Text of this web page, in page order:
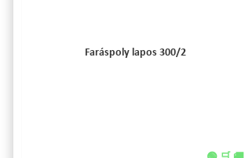
Faráspoly lapos 300/2